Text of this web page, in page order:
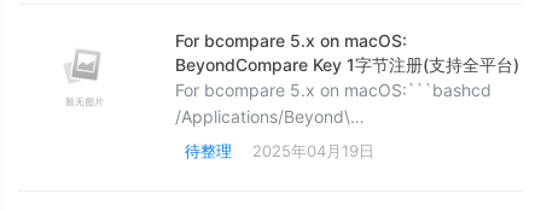
加入编程应用和编程操作讲解。
For bcompare 5.x on macOS:
BeyondCompare Key 1字节注册(支持全平台)
For bcompare 5.x on macOS:```bashcd
/Applications/Beyond\
Compare.app/Contents/MacOS/sudo perl -
待整理 2025年04月19日